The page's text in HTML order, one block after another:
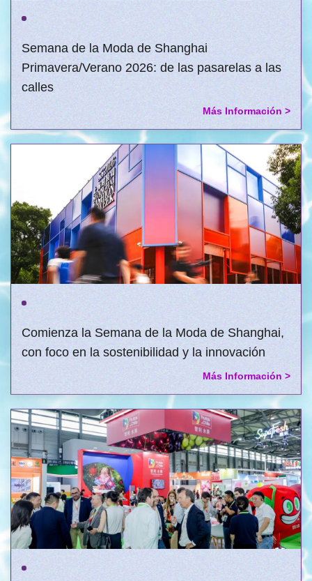
Semana de la Moda de Shanghai
Primavera/Verano 2026: de las pasarelas a las
calles
Más Información >
Comienza la Semana de la Moda de Shanghai,
con foco en la sostenibilidad y la innovación
Más Información >